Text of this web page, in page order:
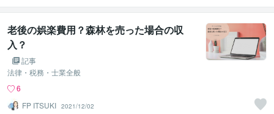
老後の娯楽費用？森林を売った場合の収
入？
記事
法律・税務・士業全般
6
FP ITSUKI 2021/12/02